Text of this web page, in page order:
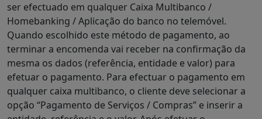
ser efectuado em qualquer Caixa Multibanco /
Homebanking / Aplicação do banco no telemóvel.
Quando escolhido este método de pagamento, ao
terminar a encomenda vai receber na confirmação da
mesma os dados (referência, entidade e valor) para
efetuar o pagamento. Para efectuar o pagamento em
qualquer caixa multibanco, o cliente deve selecionar a
opção “Pagamento de Serviços / Compras” e inserir a